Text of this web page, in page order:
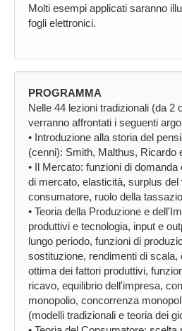
Molti esempi applicati saranno
fogli elettronici.
PROGRAMMA
Nelle 44 lezioni tradizionali (da 2
verranno affrontati i seguenti
• Introduzione alla storia del
(cenni): Smith, Malthus, Ricardo
• Il Mercato: funzioni di domanda
di mercato, elasticità, surplus del
consumatore, ruolo della
• Teoria della Produzione e
produttivi e tecnologia, input e
lungo periodo, funzioni di
sostituzione, rendimenti di scala,
ottima dei fattori produttivi,
ricavo, equilibrio dell'impresa,
monopolio, concorrenza
(modelli tradizionali e teoria dei